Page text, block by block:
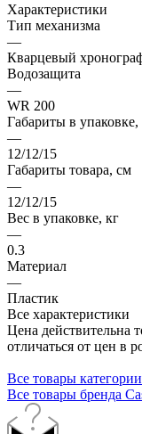
Характеристики
Тип механизма
—
Кварцевый
Водозащита
—
WR 200
Габариты в упаковке,
—
12/12/15
Габариты товара, см
—
12/12/15
Вес в упаковке, кг
—
0.3
Материал
—
Пластик
Все характеристики
Цена действительна
отличаться от цен в
Все товары категории
Все товары бренда